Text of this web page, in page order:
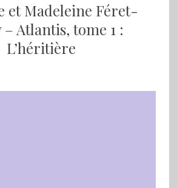
et Madeleine Féret-
Atlantis, tome 1 :
L’héritière